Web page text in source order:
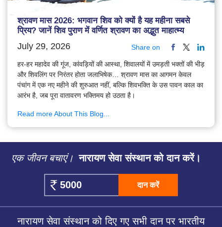
श्रावण मास 2026: भगवान शिव को क्यों है यह महीना सबसे
प्रिय? जानें शिव पुराण में वर्णित श्रावण का अद्भुत माहात्म्य
July 29, 2026 Share on
हर-हर महादेव की गूंज, कांवड़ियों की आस्था, शिवालयों में उमड़ती भक्तों की भीड़
और शिवलिंग पर निरंतर होता जलाभिषेक… श्रावण मास का आगमन केवल
पंचांग में एक नए महीने की शुरुआत नहीं, बल्कि शिवभक्ति के उस पावन काल का
आरंभ है, जब पूरा वातावरण भक्तिमय हो उठता है।
Read more About This Blog...
एक जीवन बचाएं। नारायण सेवा संस्थान को दान करें।
दान करें
नारायण सेवा संस्थान को दिए गए सभी दान पर भारतीय